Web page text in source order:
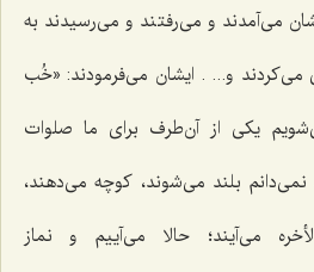
می‌آمدند و می‌رفتند و می‌رسیدند به
می‌کردند و... . ایشان می‌فرمودند: «خُب
یکی از آن‌طرف برای ما صلوات
بلند می‌شوند، کوچه می‌دهند،
می‌آیند؛ حالا می‌آییم و نماز